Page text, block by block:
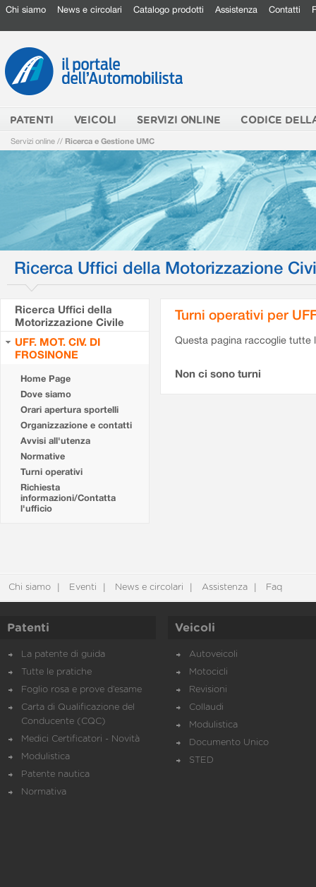
Chi siamo News e circolari Catalogo prodotti Assistenza Contatti
PATENTI VEICOLI SERVIZI ONLINE CODICE
Servizi online // Ricerca e Gestione UMC
Ricerca Uffici della Motorizzazione
Ricerca Uffici della
Motorizzazione Civile
UFF. MOT. CIV. DI
FROSINONE
Home Page
Dove siamo
Orari apertura sportelli
Organizzazione e contatti
Avvisi all'utenza
Normative
Turni operativi
Richiesta
informazioni/Contatta
l'ufficio
Turni operativi per
Questa pagina raccoglie tutte
Non ci sono turni
Chi siamo Eventi News e circolari Assistenza Faq
Patenti
La patente di guida
Tutte le pratiche
Foglio rosa e prove d’esame
Carta di Qualificazione del
Conducente (CQC)
Medici Certificatori - Novità
Modulistica
Patente nautica
Normativa
Veicoli
Autoveicoli
Motocicli
Revisioni
Collaudi
Modulistica
Documento Unico
STED